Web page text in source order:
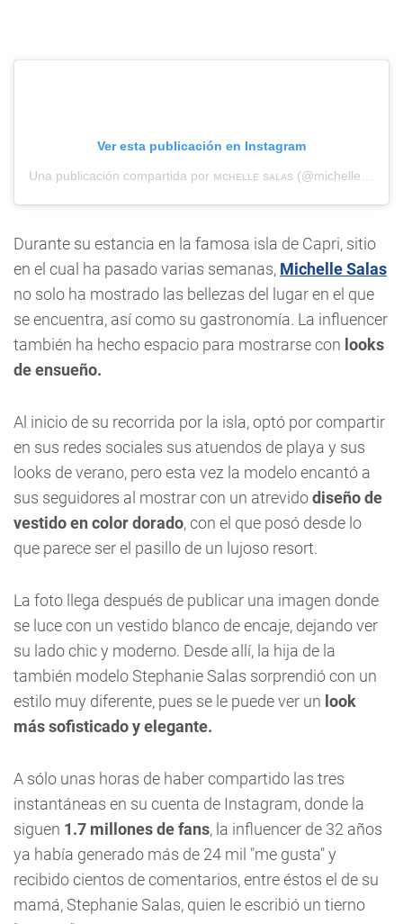
Ver esta publicación en Instagram
Durante su estancia en la famosa isla de Capri, sitio
en el cual ha pasado varias semanas, Michelle Salas
no solo ha mostrado las bellezas del lugar en el que
se encuentra, así como su gastronomía. La influencer
también ha hecho espacio para mostrarse con looks
de ensueño.
Al inicio de su recorrida por la isla, optó por compartir
en sus redes sociales sus atuendos de playa y sus
looks de verano, pero esta vez la modelo encantó a
sus seguidores al mostrar con un atrevidodiseño de
vestido en color dorado, con el que posó desde lo
que parece ser el pasillo de un lujoso resort.
La foto llega después de publicar una imagen donde
se luce con un vestido blanco de encaje, dejando ver
su lado chic y moderno. Desde allí, la hija de la
también modelo Stephanie Salas sorprendió con un
estilo muy diferente, pues se le puede ver un look
más sofisticado y elegante.
A sólo unas horas de haber compartido las tres
instantáneas en su cuenta de Instagram, donde la
siguen 1.7 millones de fans, la influencer de 32 años
ya había generado más de 24 mil "me gusta" y
recibido cientos de comentarios, entre éstos el de su
mamá, Stephanie Salas, quien le escribió un tierno